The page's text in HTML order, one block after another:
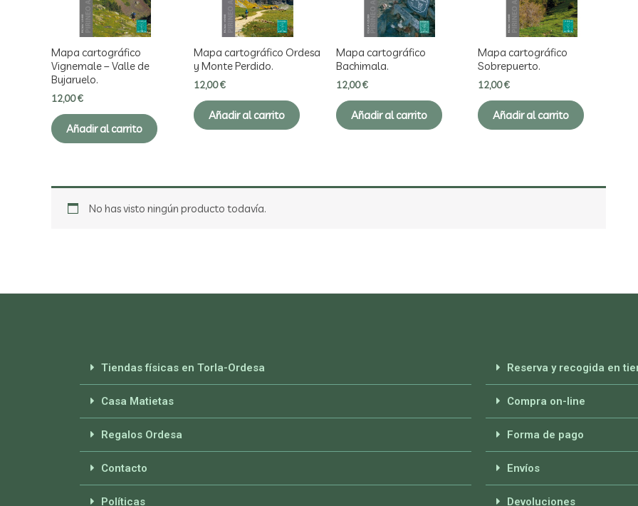
Mapa cartográfico
Vignemale – Valle de
Bujaruelo.
12,00€
Añadir al carrito
Mapa cartográfico Ordesa
y Monte Perdido.
12,00€
Añadir al carrito
Mapa cartográfico
Bachimala.
12,00€
Añadir al carrito
Mapa cartográfico
Sobrepuerto.
12,00€
Añadir al carrito
No has visto ningún producto todavía.
Tiendas físicas en Torla-Ordesa
Casa Matietas
Regalos Ordesa
Contacto
Políticas
Reserva y recogida en
Compra on-line
Forma de pago
Envíos
Devoluciones